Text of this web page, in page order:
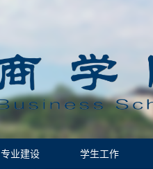
专业建设 学生工作